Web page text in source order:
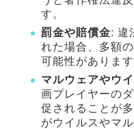
す。
罰金や賠償金: 違
れた場合、多額
可能性があります
マルウェアやウ
画プレイヤーの
促されることが
がウイルスやマ